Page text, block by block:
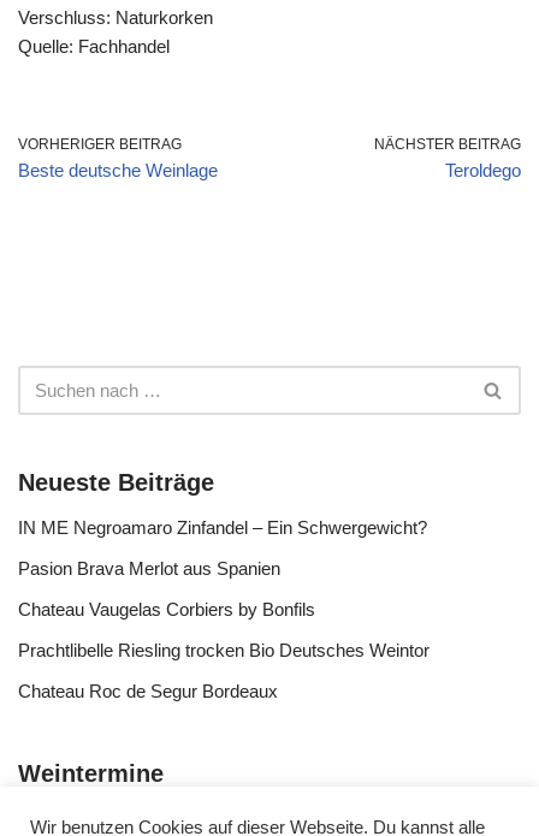
Verschluss: Naturkorken
Quelle: Fachhandel
VORHERIGER BEITRAG
Beste deutsche Weinlage
NÄCHSTER BEITRAG
Teroldego
Neueste Beiträge
IN ME Negroamaro Zinfandel – Ein Schwergewicht?
Pasion Brava Merlot aus Spanien
Chateau Vaugelas Corbiers by Bonfils
Prachtlibelle Riesling trocken Bio Deutsches Weintor
Chateau Roc de Segur Bordeaux
Weintermine
Wir benutzen Cookies auf dieser Webseite. Du kannst alle